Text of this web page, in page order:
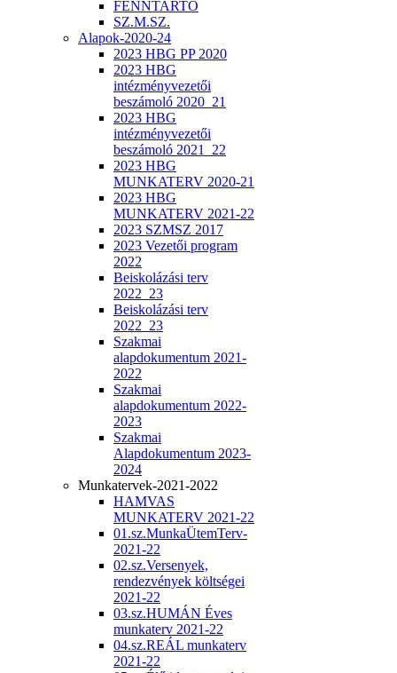
FENNTARTÓ
SZ.M.SZ.
Alapok-2020-24
2023 HBG PP 2020
2023 HBG
intézményvezetői
beszámoló 2020_21
2023 HBG
intézményvezetői
beszámoló 2021_22
2023 HBG
MUNKATERV 2020-21
2023 HBG
MUNKATERV 2021-22
2023 SZMSZ 2017
2023 Vezetői program
2022
Beiskolázási terv
2022_23
Beiskolázási terv
2022_23
Szakmai
alapdokumentum 2021-
2022
Szakmai
alapdokumentum 2022-
2023
Szakmai
Alapdokumentum 2023-
2024
Munkatervek-2021-2022
HAMVAS
MUNKATERV 2021-22
01.sz.MunkaÜtemTerv-
2021-22
02.sz.Versenyek,
rendezvények költségei
2021-22
03.sz.HUMÁN Éves
munkaterv 2021-22
04.sz.REÁL munkaterv
2021-22